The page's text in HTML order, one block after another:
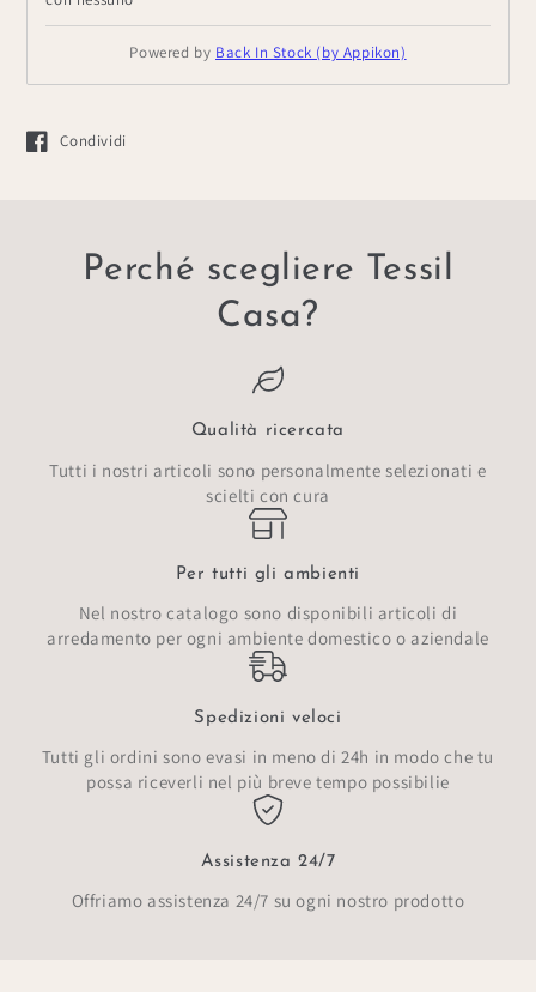
Powered by Back In Stock (by Appikon)
Condividi
Si apre in una nuova finestra.
Perché scegliere Tessil
Casa?
Qualità ricercata
Tutti i nostri articoli sono personalmente selezionati e
scielti con cura
Per tutti gli ambienti
Nel nostro catalogo sono disponibili articoli di
arredamento per ogni ambiente domestico o aziendale
Spedizioni veloci
Tutti gli ordini sono evasi in meno di 24h in modo che tu
possa riceverli nel più breve tempo possibilie
Assistenza 24/7
Offriamo assistenza 24/7 su ogni nostro prodotto